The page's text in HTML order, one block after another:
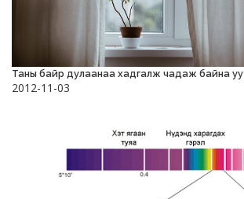
Таны байр дулаанаа хадгалж чадаж байна уу
2012-11-03